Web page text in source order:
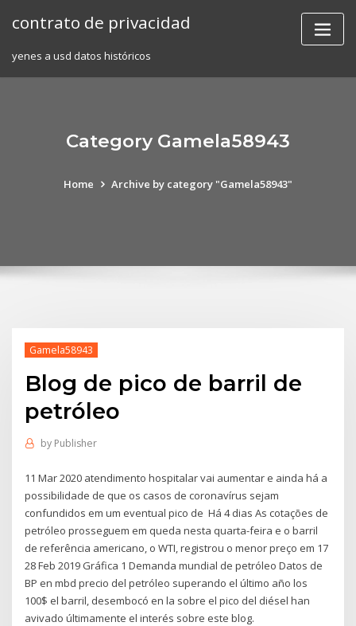
contrato de privacidad
yenes a usd datos históricos
Category Gamela58943
Home Archive by category "Gamela58943"
Gamela58943
Blog de pico de barril de
petróleo
by Publisher
11 Mar 2020 atendimento hospitalar vai aumentar e ainda há a
possibilidade de que os casos de coronavírus sejam
confundidos em um eventual pico de Há 4 dias As cotações de
petróleo prosseguem em queda nesta quarta-feira e o barril
de referência americano, o WTI, registrou o menor preço em 17
28 Feb 2019 Gráfica 1 Demanda mundial de petróleo Datos de
BP en mbd precio del petróleo superando el último año los
100$ el barril, desembocó en la sobre el pico del diésel han
avivado últimamente el interés sobre este blog.